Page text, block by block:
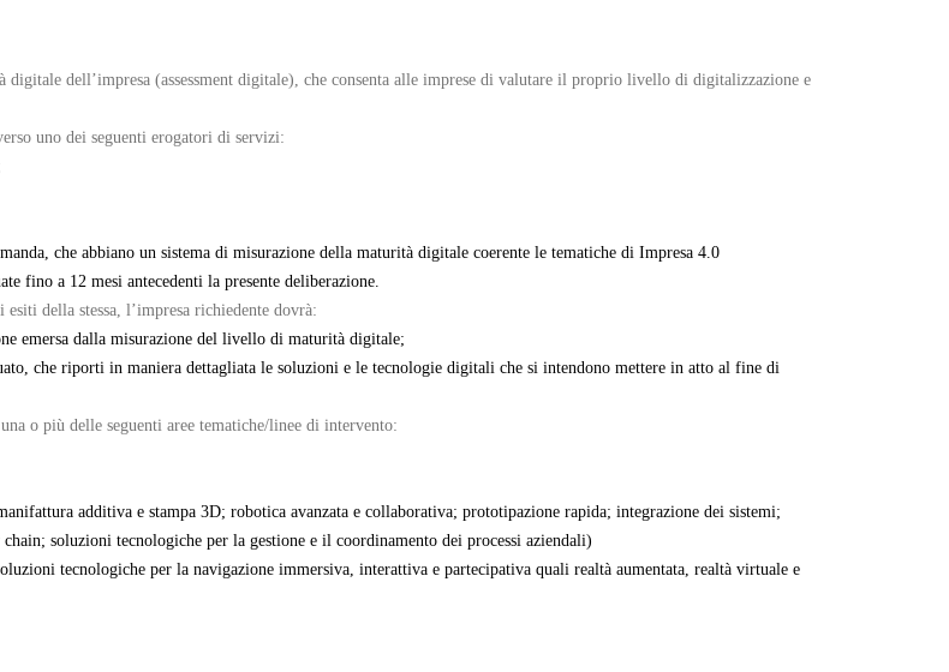
dell’impresa (assessment digitale), che consenta alle imprese di valutare il proprio livello di digitalizzazione e
uno dei seguenti erogatori di servizi:
che abbiano un sistema di misurazione della maturità digitale coerente le tematiche di Impresa 4.0
fino a 12 mesi antecedenti la presente deliberazione.
della stessa, l’impresa richiedente dovrà:
emersa dalla misurazione del livello di maturità digitale;
che riporti in maniera dettagliata le soluzioni e le tecnologie digitali che si intendono mettere in atto al fine di
o più delle seguenti aree tematiche/linee di intervento:
additiva e stampa 3D; robotica avanzata e collaborativa; prototipazione rapida; integrazione dei sistemi;
soluzioni tecnologiche per la gestione e il coordinamento dei processi aziendali)
tecnologiche per la navigazione immersiva, interattiva e partecipativa quali realtà aumentata, realtà virtuale e